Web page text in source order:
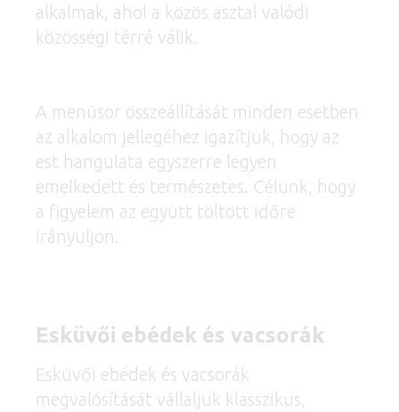
alkalmak, ahol a közös asztal valódi
közösségi térré válik.
A menüsor összeállítását minden esetben
az alkalom jellegéhez igazítjuk, hogy az
est hangulata egyszerre legyen
emelkedett és természetes. Célunk, hogy
a figyelem az együtt töltött időre
irányuljon.
Esküvői ebédek és vacsorák
Esküvői ebédek és vacsorák
megvalósítását vállaljuk klasszikus,